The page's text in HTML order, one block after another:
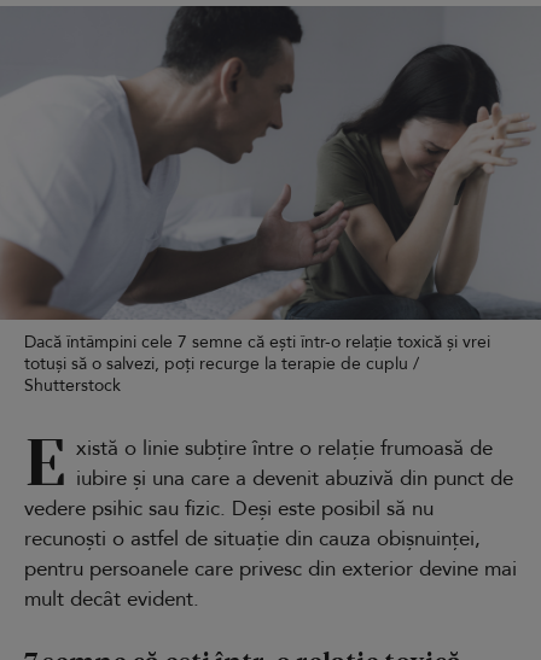
Dacă întâmpini cele 7 semne că ești într-o relație toxică și vrei
totuși să o salvezi, poți recurge la terapie de cuplu /
Shutterstock
E xistă o linie subțire între o relație frumoasă de
iubire și una care a devenit abuzivă din punct de
vedere psihic sau fizic. Deși este posibil să nu
recunoști o astfel de situație din cauza obișnuinței,
pentru persoanele care privesc din exterior devine mai
mult decât evident.